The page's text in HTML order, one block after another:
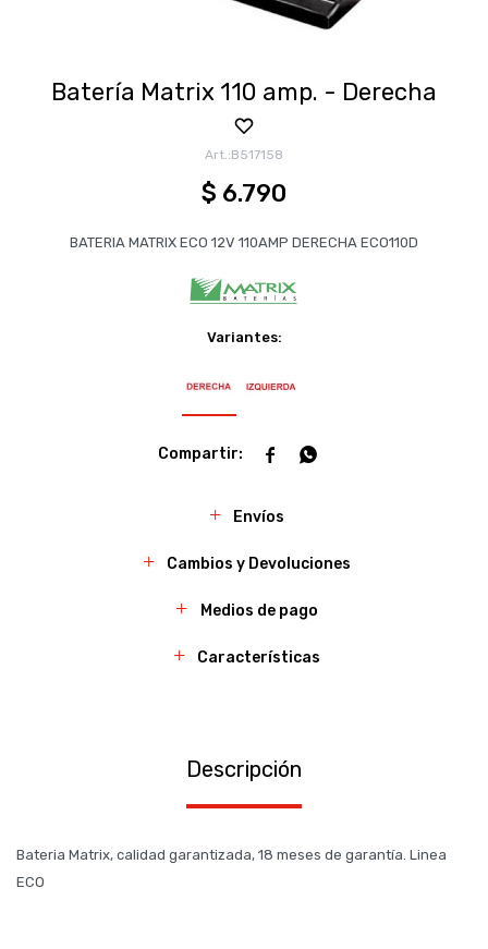
Batería Matrix 110 amp. - Derecha
B517158
$ 6.790
BATERIA MATRIX ECO 12V 110AMP DERECHA ECO110D
Variantes:
 
Envíos
Cambios y Devoluciones
Medios de pago
Características
Descripción
Bateria Matrix, calidad garantizada, 18 meses de garantía. Linea
ECO